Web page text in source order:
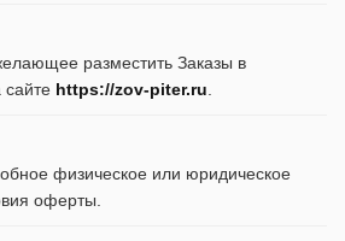
разместить Заказы в
сайте https://zov-piter.ru
физическое или юридическое
оферты.